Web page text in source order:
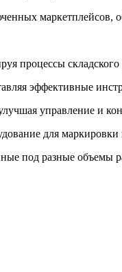
маркетплейсов,
процессы складского
эффективные
управление и
для маркировки
под разные объемы